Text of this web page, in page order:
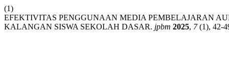
(1)
EFEKTIVITAS PENGGUNAAN MEDIA PEMBELAJARAN
KALANGAN SISWA SEKOLAH DASAR. jpbm 2025, 7(1), 42-